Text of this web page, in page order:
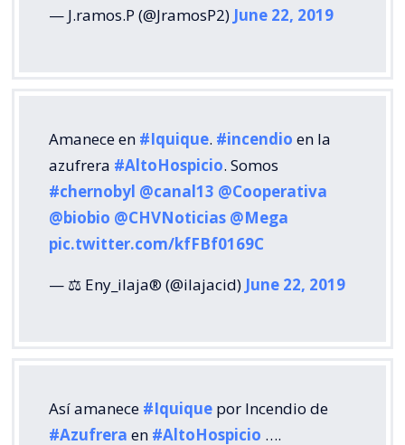
— J.ramos.P (@JramosP2) June 22, 2019
Amanece en #Iquique. #incendio en la
azufrera #AltoHospicio. Somos
#chernobyl @canal13 @Cooperativa
@biobio @CHVNoticias @Mega
pic.twitter.com/kfFBf0169C
— ⚖️ Eny_ilaja®️ (@ilajacid) June 22, 2019
Así amanece #Iquique por Incendio de
#Azufrera en #AltoHospicio ….